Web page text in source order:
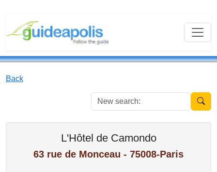
Back
New
L'Hôtel de Camondo
63 rue de Monceau - 75008-Paris